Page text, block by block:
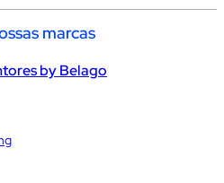
marcas
by Belago